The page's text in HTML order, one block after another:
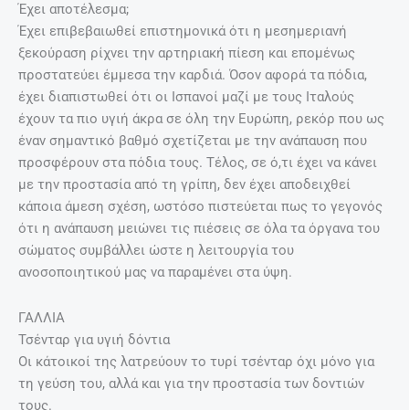
Έχει αποτέλεσμα;
Έχει επιβεβαιωθεί επιστημονικά ότι η μεσημεριανή
ξεκούραση ρίχνει την αρτηριακή πίεση και επομένως
προστατεύει έμμεσα την καρδιά. Όσον αφορά τα πόδια,
έχει διαπιστωθεί ότι οι Ισπανοί μαζί με τους Ιταλούς
έχουν τα πιο υγιή άκρα σε όλη την Ευρώπη, ρεκόρ που ως
έναν σημαντικό βαθμό σχετίζεται με την ανάπαυση που
προσφέρουν στα πόδια τους. Τέλος, σε ό,τι έχει να κάνει
με την προστασία από τη γρίπη, δεν έχει αποδειχθεί
κάποια άμεση σχέση, ωστόσο πιστεύεται πως το γεγονός
ότι η ανάπαυση μειώνει τις πιέσεις σε όλα τα όργανα του
σώματος συμβάλλει ώστε η λειτουργία του
ανοσοποιητικού μας να παραμένει στα ύψη.
ΓΑΛΛΙΑ
Τσένταρ για υγιή δόντια
Οι κάτοικοί της λατρεύουν το τυρί τσένταρ όχι μόνο για
τη γεύση του, αλλά και για την προστασία των δοντιών
τους.